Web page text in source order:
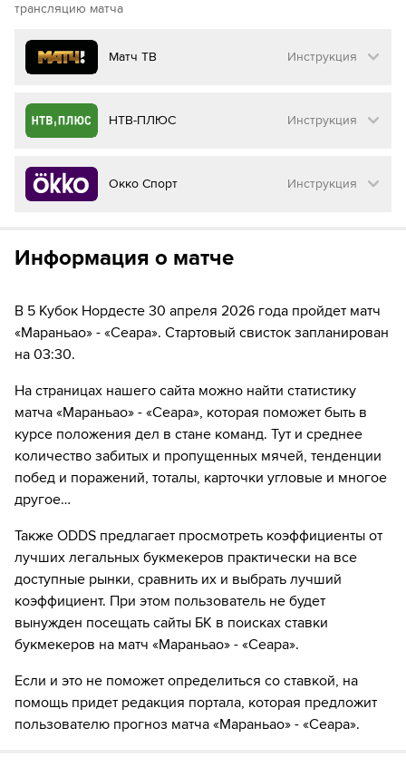
трансляцию матча
Матч ТВ Инструкция
Как смотреть бесплатно трансляцию матча
Матч ТВ
Инструкция
Перейдите на сайт МАТЧ ТВ
Далее нажмите на«Создать учетную запись в
Введите вашу электронную почту
Выберите тариф за 1₽ и нажмите
Введите данные карты и с нее спишется 1₽
Наслаждаемся трансляциями любимых
матчей в HD качестве в течение 7-и дней всего
за 1₽
Если качество предоставляемых услуг МАТЧ ТВ вас не устроит,
можете отвязать карту для последующего списания в течение 7
дней.
НТВ-ПЛЮС Инструкция
Как смотреть бесплатно трансляцию матча
на НТВ ПЛЮС
Перейдите на сайт НТВ ПЛЮС
Далее нажмите на«Создать учетную запись в
НТВ ПЛЮС»
Введите вашу электронную почту
Выберите тариф за 1₽ и нажмите«Оформить
подписку»
Введите данные карты и с нее спишется 1₽
матчей в HD качестве в течение 7-и дней всего
за 1₽
Если качество предоставляемых услуг НТВ ПЛЮС вас не устроит,
можете отвязать карту для последующего списания в течение 7
дней.
Окко Спорт Инструкция
на Окко ТВ
Перейдите на сайт ОККО ТВ
Нажмите на кнопку
Далее нажмите на«Создать учетную запись в
ОККО ТВ»
Введите вашу электронную почту
Выберите тариф за 1₽ и нажмите«Оформить
подписку»
Введите данные карты и с нее спишется 1₽
Наслаждаемся трансляциями любимых
матчей в HD качестве в течение 7-и дней всего
Если качество предоставляемых услуг ОККО ТВ вас не устроит,
дней.
Информация о матче
В 5 Кубок Нордесте 30 апреля 2026 года пройдет матч
«Мараньао» - «Сеара». Стартовый свисток запланирован
на 03:30.
На страницах нашего сайта можно найти статистику
матча «Мараньао» - «Сеара», которая поможет быть в
курсе положения дел в стане команд. Тут и среднее
количество забитых и пропущенных мячей, тенденции
побед и поражений, тоталы, карточки угловые и многое
другое…
Также ODDS предлагает просмотреть коэффициенты от
лучших легальных букмекеров практически на все
доступные рынки, сравнить их и выбрать лучший
коэффициент. При этом пользователь не будет
вынужден посещать сайты БК в поисках ставки
букмекеров на матч «Мараньао» - «Сеара».
Если и это не поможет определиться со ставкой, на
помощь придет редакция портала, которая предложит
пользователю прогноз матча «Мараньао» - «Сеара».